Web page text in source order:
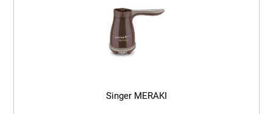
Singer MERAKI